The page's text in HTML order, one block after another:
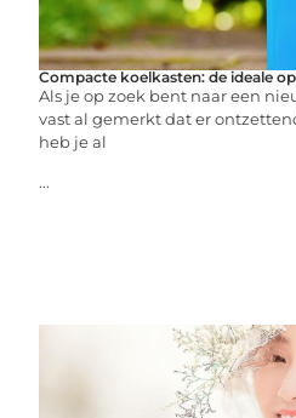
Compacte koelkasten: de ideale
Als je op zoek bent naar een
vast al gemerkt dat er
heb je al
...